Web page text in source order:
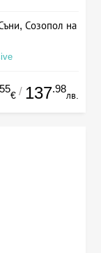
Созопол на
€ / 137.98
лв.